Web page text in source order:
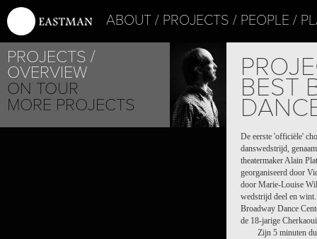
ABOUT PROJECTS PEOPLE
PROJECTS
OVERVIEW
ON TOUR
MORE PROJECTS
BEST
De eerste 'officiële'
danswedstrijd,
theatermaker Alain
georganiseerd door
door Marie-Louise
wedstrijd deel en
Broadway Dance
de 18-jarige
Zijn 5 minuten